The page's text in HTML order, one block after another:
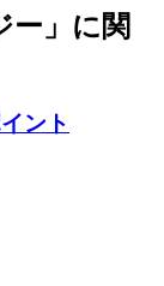
ー」に関
ント